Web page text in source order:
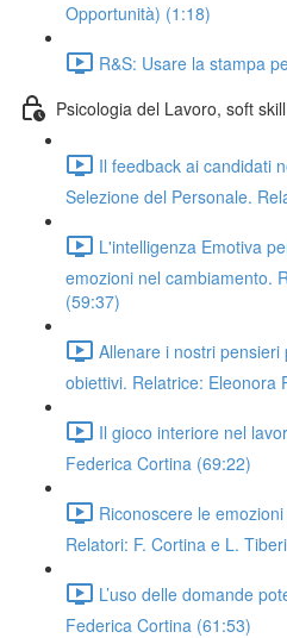
Opportunità) (1:18)
R&S: Usare la stampa
Psicologia del Lavoro, soft
Il feedback ai candidati
Selezione del Personale.
L'intelligenza Emotiva
emozioni nel cambiamento.
(59:37)
Allenare i nostri
obiettivi. Relatrice: Eleonora
Il gioco interiore nel
Federica Cortina (69:22)
Riconoscere le
Relatori: F. Cortina e L.
L’uso delle domande
Federica Cortina (61:53)